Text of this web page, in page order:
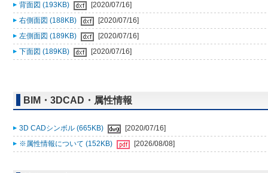
背面図 (193KB)
[2020/07/16]
右側面図 (188KB)
[2020/07/16]
左側面図 (189KB)
[2020/07/16]
下面図 (189KB)
[2020/07/16]
BIM・3DCAD・属性情報
3D CADシンボル (665KB)
[2020/07/16]
※属性情報について (152KB)
[2026/08/08]